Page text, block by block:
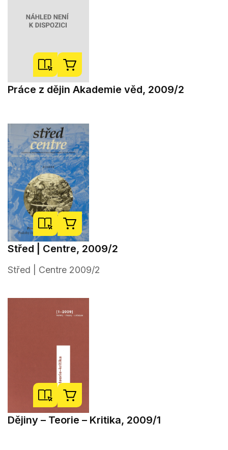
Práce z dějin Akademie věd, 2009/2
Střed | Centre, 2009/2
Střed | Centre 2009/2
Dějiny – Teorie – Kritika, 2009/1